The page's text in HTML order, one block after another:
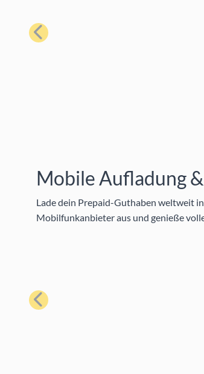
Zurück
Mobile Aufladung
Lade dein Prepaid-Guthaben weltweit
Mobilfunkanbieter aus und genieße
Zurück